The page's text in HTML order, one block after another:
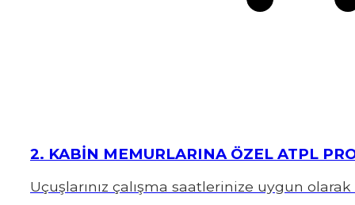
2. KABİN MEMURLARINA ÖZEL ATPL
Uçuşlarınız çalışma saatlerinize uygun